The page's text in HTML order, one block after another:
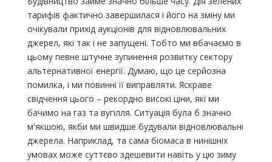
тарифів фактично завершилася і його на зміну ми
очікували прихід аукціонів для відновлювальних
джерел, які так і не запущені. Тобто ми вбачаємо в
цьому певне штучне зупинення розвитку сектору
альтернативної енергії. Думаю, що це серйозна
помилка, і ми повинні її виправляти. Яскраве
свідчення цього – рекордно високі ціни, які ми
бачимо на газ та вугілля. Ситуація була б значно
м'якшою, якби ми швидше будували відновлювальні
джерела. Наприклад, та сама біомаса в нинішніх
умовах може суттєво здешевити навіть у цю зиму